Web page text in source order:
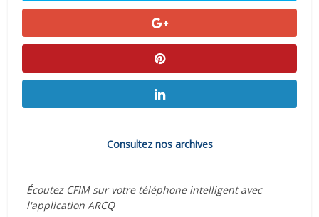
Consultez nos archives
Écoutez CFIM sur votre téléphone intelligent avec
l'application ARCQ